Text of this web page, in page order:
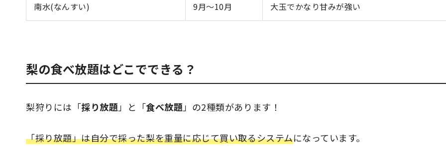
南水(なんすい) 9月～10月 大玉でかなり甘みが強い
梨の食べ放題はどこでできる？
梨狩りには「採り放題 」と「食べ放題 」の2種類があります！
「採り放題」は自分で採った梨を重量に応じて買い取るシステムになっています。